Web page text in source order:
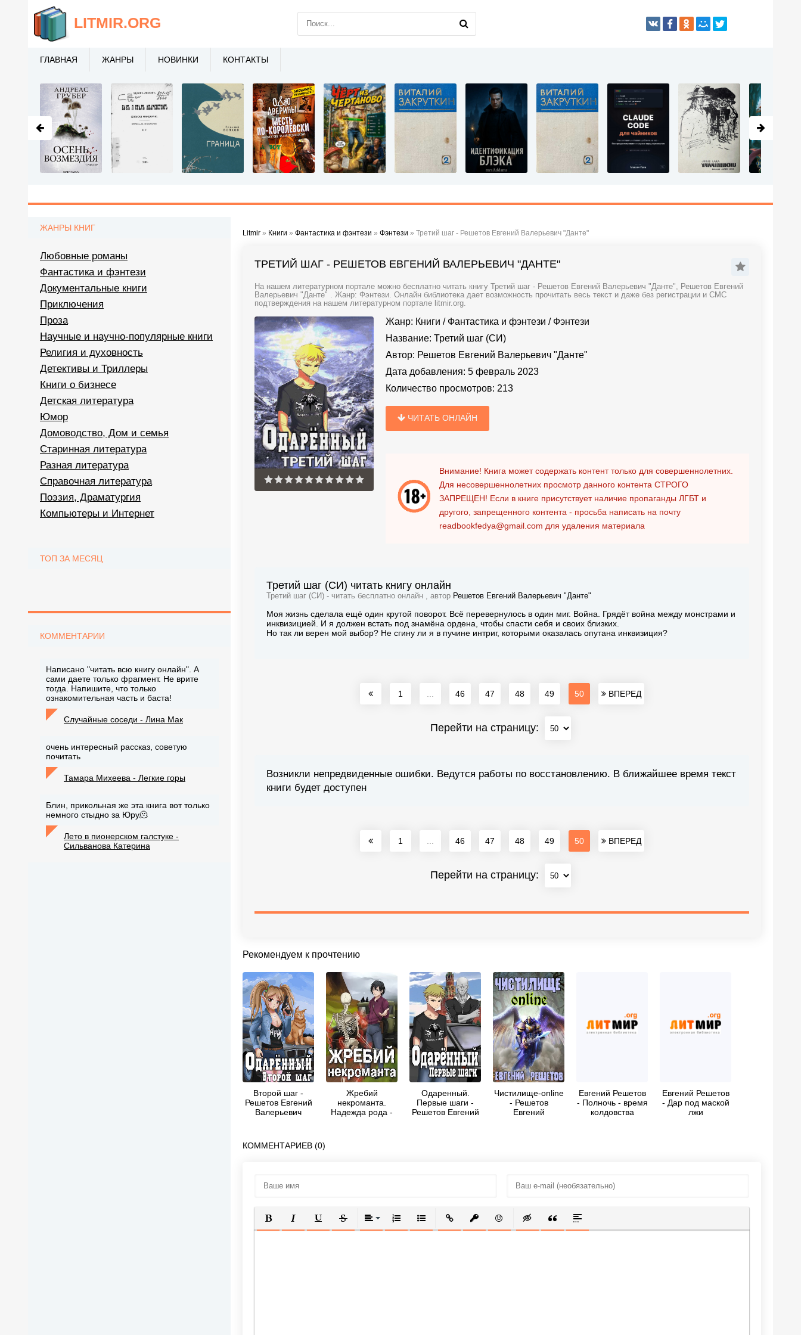
Litmir » Книги » Фантастика и фэнтези » Фэнтези » Третий шаг - Решетов Евгений Валерьевич "Данте"
ТРЕТИЙ ШАГ - РЕШЕТОВ ЕВГЕНИЙ ВАЛЕРЬЕВИЧ "ДАНТЕ"
На нашем литературном портале можно бесплатно читать книгу Третий шаг - Решетов Евгений Валерьевич "Данте", Решетов Евгений
Валерьевич "Данте" . Жанр: Фэнтези. Онлайн библиотека дает возможность прочитать весь текст и даже без регистрации и СМС
подтверждения на нашем литературном портале litmir.org.
Жанр: Книги / Фантастика и фэнтези / Фэнтези
Название: Третий шаг (СИ)
Автор: Решетов Евгений Валерьевич "Данте"
Дата добавления: 5 февраль 2023
Количество просмотров: 213
ЧИТАТЬ ОНЛАЙН
Внимание! Книга может содержать контент только для совершеннолетних.
Для несовершеннолетних просмотр данного контента СТРОГО
ЗАПРЕЩЕН! Если в книге присутствует наличие пропаганды ЛГБТ и
другого, запрещенного контента - просьба написать на почту
readbookfedya@gmail.com для удаления материала
Третий шаг (СИ) читать книгу онлайн
Третий шаг (СИ) - читать бесплатно онлайн , автор Решетов Евгений Валерьевич "Данте"
Моя жизнь сделала ещё один крутой поворот. Всё перевернулось в один миг. Война. Грядёт война между монстрами и
инквизицией. И я должен встать под знамёна ордена, чтобы спасти себя и своих близких.
Но так ли верен мой выбор? Не сгину ли я в пучине интриг, которыми оказалась опутана инквизиция?
1 46 47 48 49 50 ВПЕРЕД
Перейти на страницу:
Возникли непредвиденные ошибки. Ведутся работы по восстановлению. В ближайшее время текст
книги будет доступен
1 46 47 48 49 50 ВПЕРЕД
Перейти на страницу:
Рекомендуем к прочтению
Второй шаг -
Решетов Евгений
Валерьевич
Жребий
некроманта.
Надежда рода -
Одаренный.
Первые шаги -
Решетов Евгений
Чистилище-online
- Решетов
Евгений
Евгений Решетов
- Полночь - время
колдовства
Евгений Решетов
- Дар под маской
лжи
КОММЕНТАРИЕВ (0)
ПОЛУЖИРНЫЙ
КУРСИВПОДЧЕРКНУТЫЙ
ЗАЧЕРКНУТЫЙВЫРАВНИВАНИЕ
НУМЕРОВАННЫЙ СПИСОК
МАРКИРОВАННЫЙ СПИСОК
ВСТАВИТЬ ССЫЛКУ
ВСТАВИТЬ ЗАЩИЩЕННУЮ ССЫЛКУ
ВСТАВИТЬ СМАЙЛИК
ВСТАВКА СКРЫТОГО ТЕКСТА
ВСТАВКА ЦИТАТЫ
ВСТАВКА СПОЙЛЕРА
ЖАНРЫ КНИГ
Любовные романы
Фантастика и фэнтези
Документальные книги
Приключения
Проза
Научные и научно-популярные книги
Религия и духовность
Детективы и Триллеры
Книги о бизнесе
Детская литература
Юмор
Домоводство, Дом и семья
Старинная литература
Разная литература
Справочная литература
Поэзия, Драматургия
Компьютеры и Интернет
ТОП ЗА МЕСЯЦ
КОММЕНТАРИИ
Написано "читать всю книгу онлайн". А
сами даете только фрагмент. Не врите
тогда. Напишите, что только
ознакомительная часть и баста!
Случайные соседи - Лина Мак
очень интересный рассказ, советую
почитать
Тамара Михеева - Легкие горы
Блин, прикольная же эта книга вот только
немного стыдно за Юру🫠
Лето в пионерском галстуке -
Сильванова Катерина
LITMIR.ORG
ГЛАВНАЯ ЖАНРЫ НОВИНКИ КОНТАКТЫ